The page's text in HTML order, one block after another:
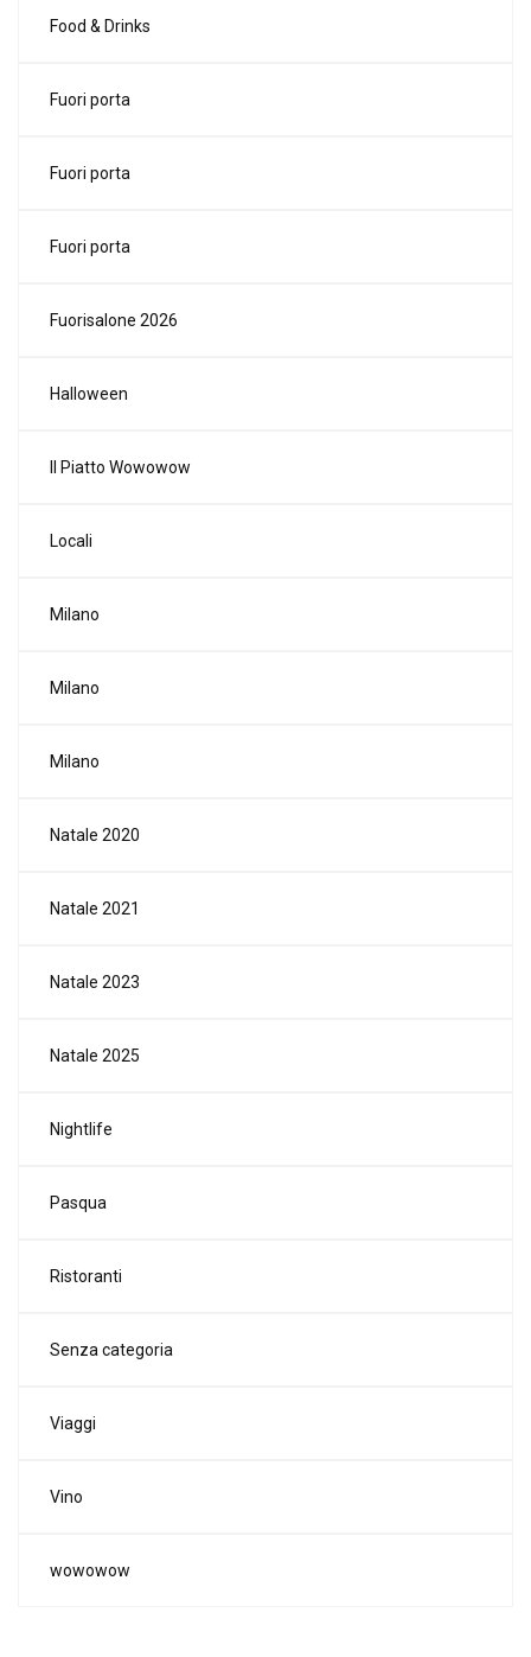
Food & Drinks
Fuori porta
Fuori porta
Fuori porta
Fuorisalone 2026
Halloween
Il Piatto Wowowow
Locali
Milano
Milano
Milano
Natale 2020
Natale 2021
Natale 2023
Natale 2025
Nightlife
Pasqua
Ristoranti
Senza categoria
Viaggi
Vino
wowowow